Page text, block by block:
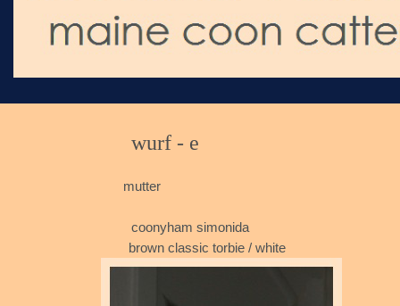
coonyham simonida
brown classic torbie /